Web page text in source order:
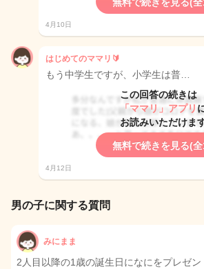
4月10日
はじめてのママリ🔰
もう中学生ですが、小学生は普…
この回答の続きは
「ママリ」アプリ
お読みいただけま
無料で続きを見る(
4月12日
男の子に関する質問
みにまま
2人目以降の1歳の誕生日になにをプレゼン